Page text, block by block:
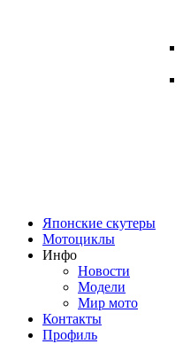
Японские скутеры
Мотоциклы
Инфо
Новости
Модели
Мир мото
Контакты
Профиль